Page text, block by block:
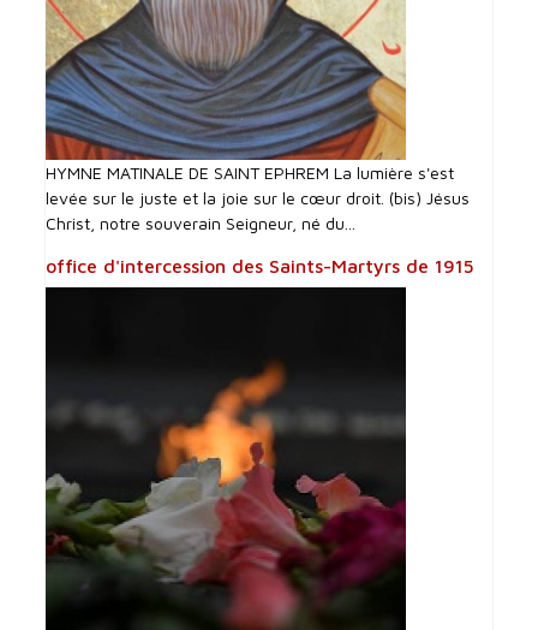
HYMNE MATINALE DE SAINT EPHREM La lumière s'est
levée sur le juste et la joie sur le cœur droit. (bis) Jésus
Christ, notre souverain Seigneur, né du...
office d'intercession des Saints-Martyrs de 1915